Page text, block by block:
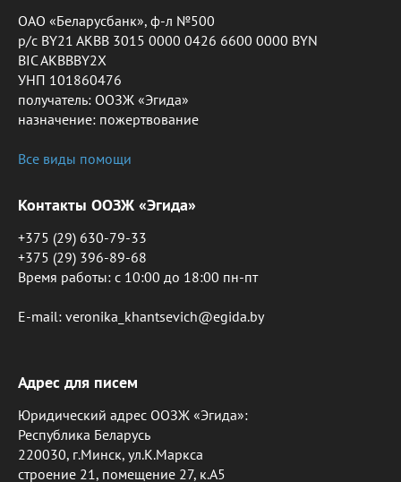
ОАО «Беларусбанк», ф-л №500
р/с BY21 AKBB 3015 0000 0426 6600 0000 BYN
BIC AKBBBY2X
УНП 101860476
получатель: ООЗЖ «Эгида»
назначение: пожертвование
Все виды помощи
Контакты ООЗЖ «Эгида»
+375 (29) 630-79-33
+375 (29) 396-89-68
Время работы: c 10:00 до 18:00 пн-пт
E-mail: veronika_khantsevich@egida.by
Адрес для писем
Юридический адрес ООЗЖ «Эгида»:
Республика Беларусь
220030, г.Минск, ул.К.Маркса
строение 21, помещение 27, к.А5